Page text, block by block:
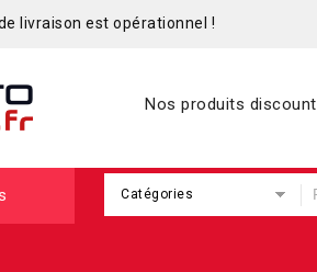
livraison est opérationnel !
Nos produits discount
Catégories